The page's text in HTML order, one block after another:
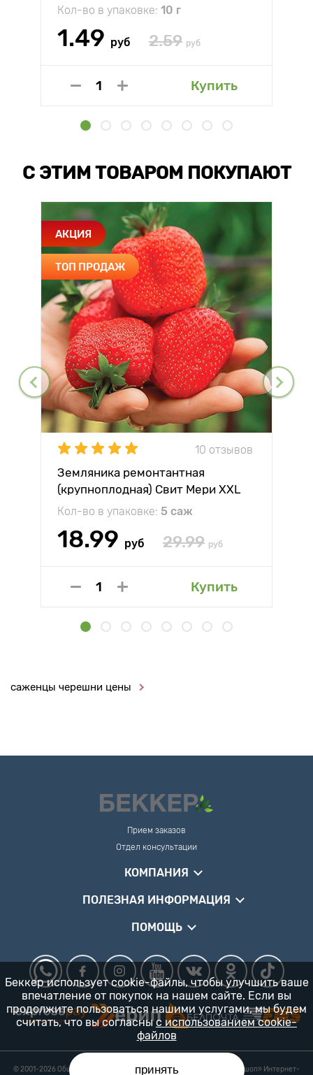
Кол-во в упаковке: 10 г
1.49 руб 2.59 руб
Купить
С ЭТИМ ТОВАРОМ ПОКУПАЮТ
АКЦИЯ
ТОП ПРОДАЖ
10 отзывов
Земляника ремонтантная
(крупноплодная) Свит Мери XXL
Кол-во в упаковке: 5 саж
18.99 руб 29.99 руб
Купить
саженцы черешни цены
Прием заказов
Отдел консультации
КОМПАНИЯ
ПОЛЕЗНАЯ ИНФОРМАЦИЯ
ПОМОЩЬ
© 2001-2026 Общество с ограниченной ответственностью «Гарденшоп» Интернет-
Беккер использует cookie-файлы, чтобы улучшить ваше
впечатление от покупок на нашем сайте. Если вы
продолжите пользоваться нашими услугами, мы будем
считать, что вы согласны с использованием cookie-
файлов
принять